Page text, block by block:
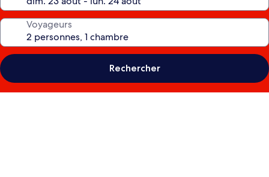
Voyageurs
Rechercher